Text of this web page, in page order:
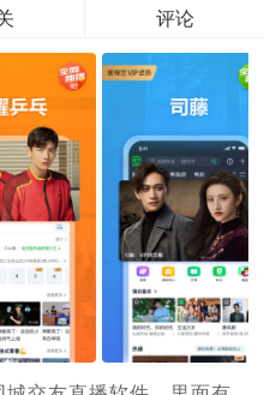
评论